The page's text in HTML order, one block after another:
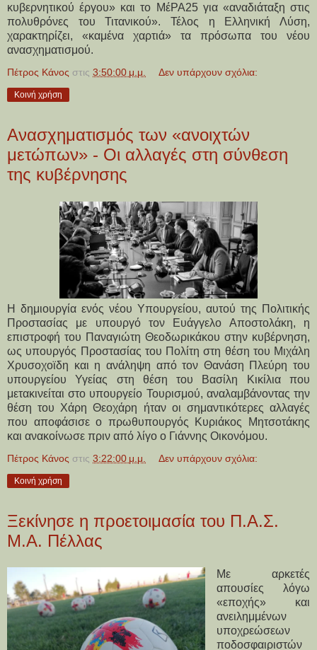
κυβερνητικού έργου» και το ΜέΡΑ25για «αναδιάταξη στις
πολυθρόνες του Τιτανικού». Τέλος η Ελληνική Λύση,
χαρακτηρίζει, «καμένα χαρτιά» τα πρόσωπα του νέου
ανασχηματισμού.
Πέτρος Κάνος στις 3:50:00 μ.μ. Δεν υπάρχουν σχόλια:
Κοινή χρήση
Ανασχηματισμός των «ανοιχτών
μετώπων» - Οι αλλαγές στη σύνθεση
της κυβέρνησης
Η δημιουργία ενός νέου Υπουργείου, αυτού της Πολιτικής
Προστασίας με υπουργό τον Ευάγγελο Αποστολάκη, η
επιστροφή του Παναγιώτη Θεοδωρικάκου στην κυβέρνηση,
ως υπουργός Προστασίας του Πολίτη στη θέση του Μιχάλη
Χρυσοχοϊδη και η ανάληψη από τον Θανάση Πλεύρη του
υπουργείου Υγείας στη θέση του Βασίλη Κικίλια που
μετακινείται στο υπουργείο Τουρισμού, αναλαμβάνοντας την
θέση του Χάρη Θεοχάρη ήταν οι σημαντικότερες αλλαγές
που αποφάσισε ο πρωθυπουργός Κυριάκος Μητσοτάκης
και ανακοίνωσε πριν από λίγο ο Γιάννης Οικονόμου.
Πέτρος Κάνος στις 3:22:00 μ.μ. Δεν υπάρχουν σχόλια:
Κοινή χρήση
Ξεκίνησε η προετοιμασία του Π.Α.Σ.
Μ.Α. Πέλλας
Με αρκετές
απουσίες λόγω
«εποχής» και
ανειλημμένων
υποχρεώσεων
ποδοσφαιριστών